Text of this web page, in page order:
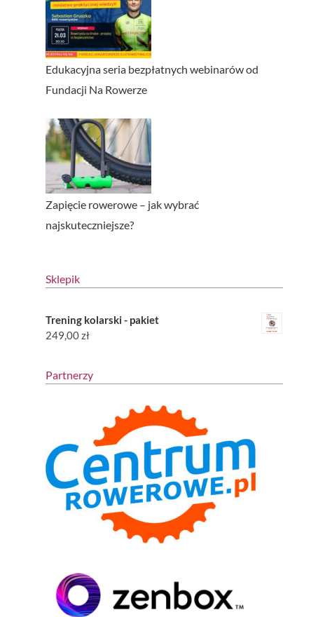
Edukacyjna seria bezpłatnych webinarów od
Fundacji Na Rowerze
Zapięcie rowerowe – jak wybrać
najskuteczniejsze?
Sklepik
Trening kolarski - pakiet
249,00zł
Partnerzy